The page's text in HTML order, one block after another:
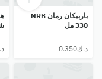
باربيكان رمان NRB
330 مل
⁦د.ك0.500⁩